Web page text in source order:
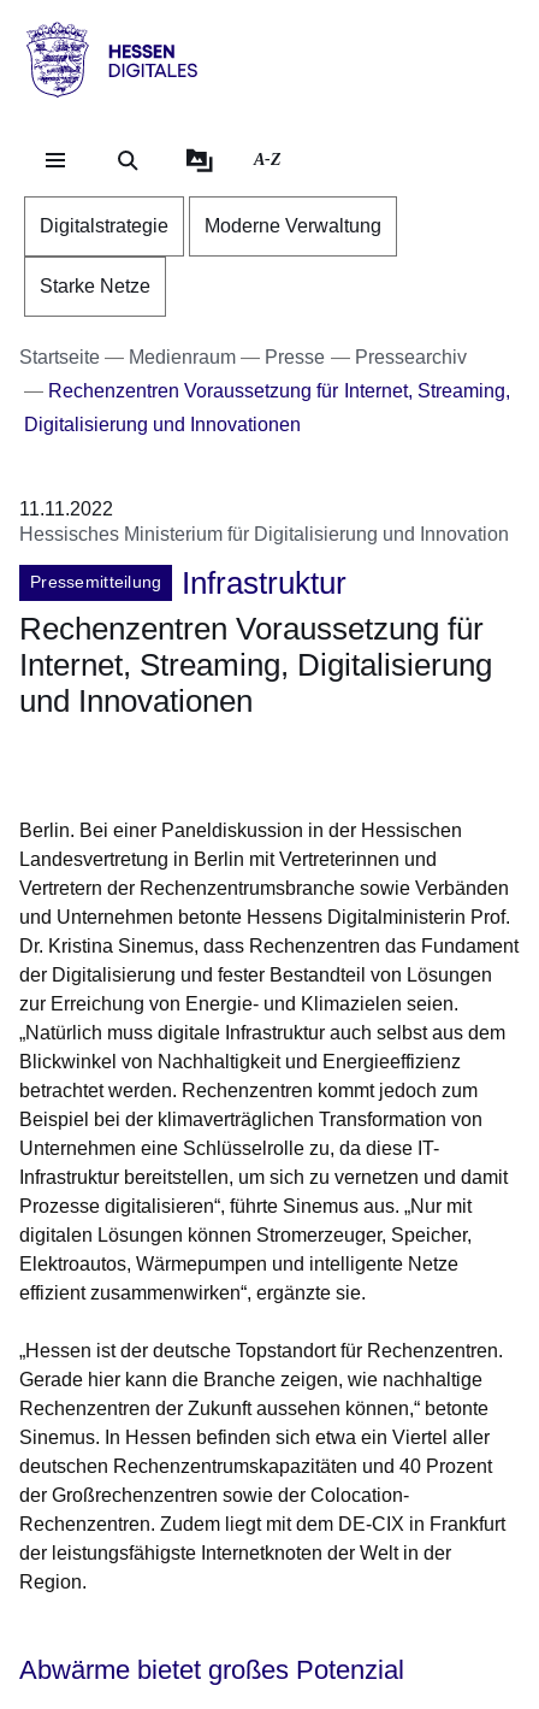
Hessen
Digitales
A-Z
Digitalstrategie Moderne Verwaltung
Starke Netze
Startseite Medienraum Presse
Pressearchiv
Rechenzentren Voraussetzung für Internet, Streaming,
Digitalisierung und Innovationen
11.11.2022
Hessisches Ministerium für Digitalisierung und Innovation
Pressemitteilung
Infrastruktur
Rechenzentren Voraussetzung für
Internet, Streaming, Digitalisierung
und Innovationen
Berlin. Bei einer Paneldiskussion in der Hessischen
Landesvertretung in Berlin mit Vertreterinnen und
Vertretern der Rechenzentrumsbranche sowie Verbänden
und Unternehmen betonte Hessens Digitalministerin Prof.
Dr. Kristina Sinemus, dass Rechenzentren das Fundament
der Digitalisierung und fester Bestandteil von Lösungen
zur Erreichung von Energie- und Klimazielen seien.
„Natürlich muss digitale Infrastruktur auch selbst aus dem
Blickwinkel von Nachhaltigkeit und Energieeffizienz
betrachtet werden. Rechenzentren kommt jedoch zum
Beispiel bei der klimaverträglichen Transformation von
Unternehmen eine Schlüsselrolle zu, da diese IT-
Infrastruktur bereitstellen, um sich zu vernetzen und damit
Prozesse digitalisieren“, führte Sinemus aus. „Nur mit
digitalen Lösungen können Stromerzeuger, Speicher,
Elektroautos, Wärmepumpen und intelligente Netze
effizient zusammenwirken“, ergänzte sie.
„Hessen ist der deutsche Topstandort für Rechenzentren.
Gerade hier kann die Branche zeigen, wie nachhaltige
Rechenzentren der Zukunft aussehen können,“ betonte
Sinemus. In Hessen befinden sich etwa ein Viertel aller
deutschen Rechenzentrumskapazitäten und 40 Prozent
der Großrechenzentren sowie der Colocation-
Rechenzentren. Zudem liegt mit dem DE-CIX in Frankfurt
der leistungsfähigste Internetknoten der Welt in der
Region.
Abwärme bietet großes Potenzial